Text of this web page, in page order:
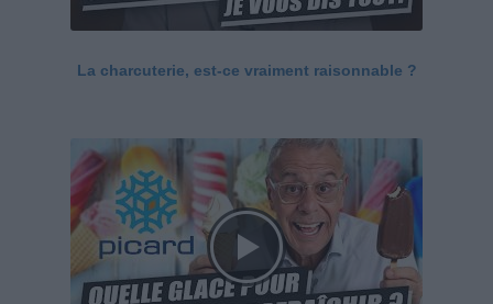
La charcuterie, est-ce vraiment raisonnable ?